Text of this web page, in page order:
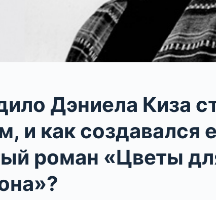
Дэниела Киза
и как создавался
роман «Цветы